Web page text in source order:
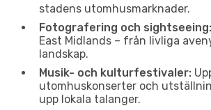
stadens utomhusmarknader.
Fotografering och sightseeing:
East Midlands – från livliga
landskap.
Musik- och kulturfestivaler:
utomhuskonserter och
upp lokala talanger.